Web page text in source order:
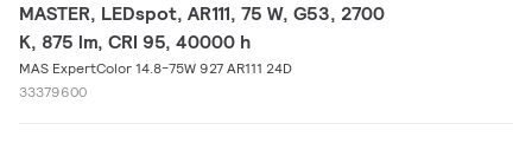
MASTER, LEDspot, AR111, 75 W, G53, 2700
K, 875 lm, CRI 95, 40000 h
MAS ExpertColor 14.8-75W 927 AR111 24D
33379600